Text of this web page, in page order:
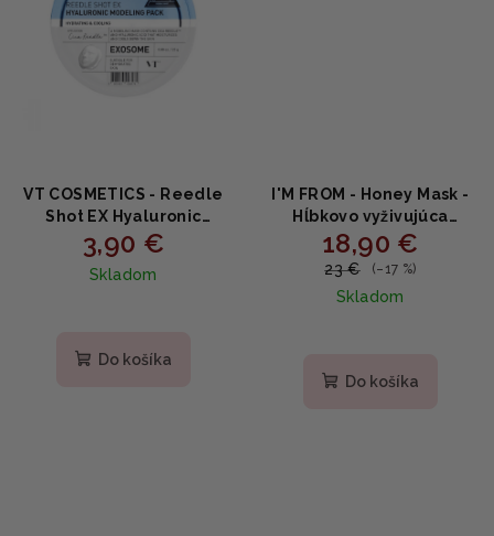
VT COSMETICS - Reedle
Shot EX Hyaluronic
Modeling Pack -
Silikónová maska
s kyselinou hyalurónovou
3,90 €
Skladom
Do košíka
I'M FROM - Honey Mask -
Hĺbkovo vyživujúca
pleťová maska s medom
a propolisom 70ml
18,90 €
23 € (–17 %)
Skladom
Do košíka